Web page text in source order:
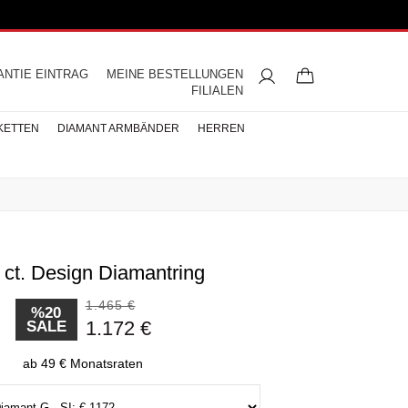
MEINE BESTELLUNGEN
EINTRAG
FILIALEN
Eheringe
Halbmemoire
Diamantringe
Perlen Ohrringe
Buchstaben Halskette
DIAMANT ARMBÄNDER HERREN
Herren Halsketten
Design Diamantring
%20
SALE
1.465 €
1.172 €
ab 49 € Monatsraten